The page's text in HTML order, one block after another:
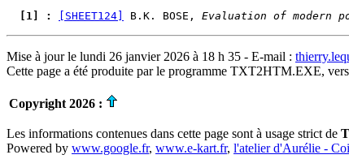
  [1] :
[SHEET124] B.K. BOSE, Evaluation of modern
Mise à jour le lundi 26 janvier 2026 à 18 h 35 - E-mail :
Cette page a été produite par le programme TXT2HTM.EXE,
Copyright 2026 :
Les informations contenues dans cette page sont à usage strict de
Powered by www.google.fr, www.e-kart.fr, l'atelier d'Aurélie -